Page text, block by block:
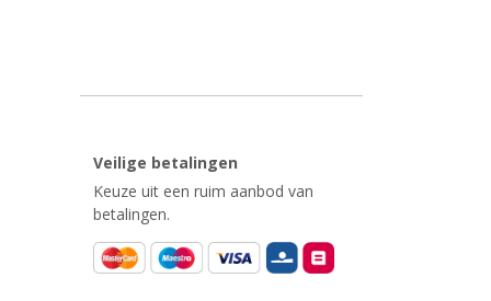
Veilige betalingen
Keuze uit een ruim aanbod van
betalingen.